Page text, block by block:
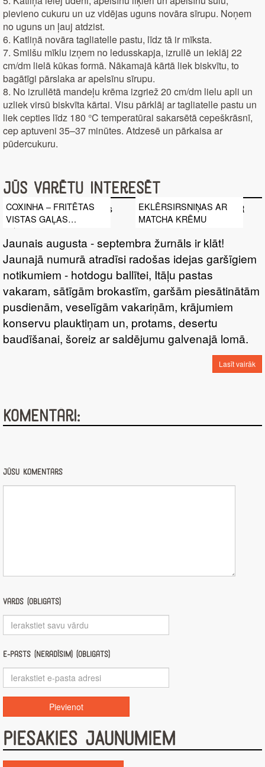
pievieno cukuru un uz vidējas uguns novāra sīrupu. Noņem
no uguns un ļauj atdzist.
6. Katliņā novāra tagliatelle pastu, līdz tā ir mīksta.
7. Smilšu mīklu izņem no ledusskapja, izrullē un ieklāj 22
cm/dm lielā kūkas formā. Nākamajā kārtā liek biskvītu, to
bagātīgi pārslaka ar apelsīnu sīrupu.
8. No izrullētā mandeļu krēma izgriež 20 cm/dm lielu apli un
uzliek virsū biskvīta kārtai. Visu pārklāj ar tagliatelle pastu un
liek cepties līdz 180 °C temperatūrai sakarsētā cepeškrāsnī,
cep aptuveni 35–37 minūtes. Atdzesē un pārkaisa ar
pūdercukuru.
Jūs varētu interesēt
COXINHA – FRITĒTAS
VISTAS GAĻAS
KROKETES
EKLĒRSIRSNIŅAS AR
MATCHA KRĒMU
Jaunais augusta - septembra žurnāls ir klāt!
Jaunajā numurā atradīsi radošas idejas garšīgiem
notikumiem - hotdogu ballītei, Itāļu pastas
vakaram, sātīgām brokastīm, garšām piesātinātām
pusdienām, veselīgām vakariņām, krājumiem
konservu plauktiņam un, protams, desertu
baudīšanai, šoreiz ar saldējumu galvenajā lomā.
Lasīt vairāk
Komentāri:
Jūsu komentārs
Vārds (obligāts)
E-pasts (nerādīsim) (obligāts)
PIESAKIES JAUNUMIEM